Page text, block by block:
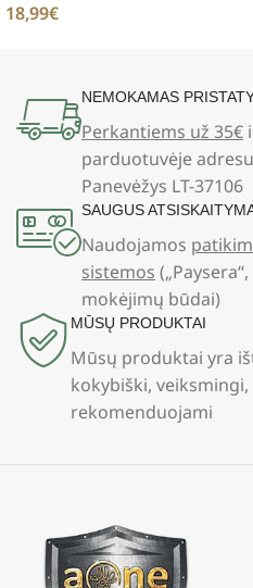
18,99€
NEMOKAMAS
Perkantiems už 35€
parduotuvėje
Panevėžys LT-37106
SAUGUS
Naudojamos
sistemos
mokėjimų būdai)
MŪSŲ PRODUKTAI
Mūsų produktai yra
kokybiški,
rekomenduojami